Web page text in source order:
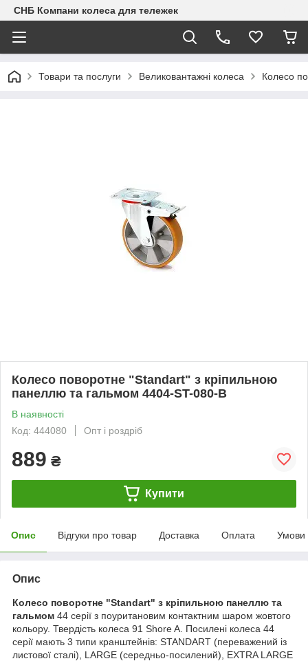
СНБ Компани колеса для тележек
Товари та послуги Великовантажні колеса Колесо
Колесо поворотне "Standart" з кріпильною
панеллю та гальмом 4404-ST-080-B
В наявності
Код: 444080
Опт і роздріб
889 ₴
Купити
Опис Відгуки про товар Доставка Оплата Умови
Опис
Колесо поворотне "Standart" з кріпильною панеллю та
гальмом 44 серії з поуритановим контактним шаром жовтого
кольору. Твердість колеса 91 Shore A. Посилені колеса 44
серії мають 3 типи кранштейнів: STANDART (переважений із
листової сталі), LARGE (середньо-посилений), EXTRA LARGE